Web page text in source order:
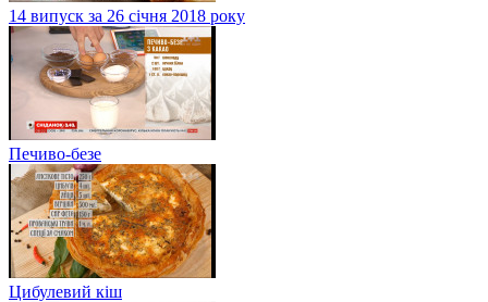
14 випуск за 26 січня 2018 року
Печиво-безе
Цибулевий кіш